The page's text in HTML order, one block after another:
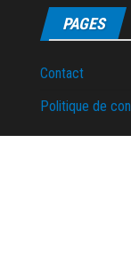
PAGES
Contact
Politique de